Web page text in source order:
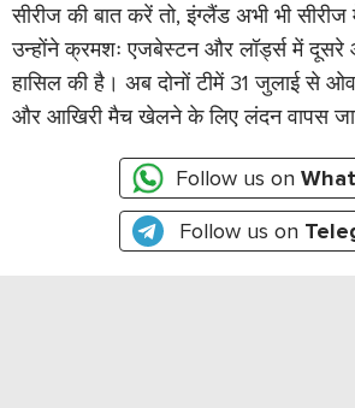
सीरीज की बात करें तो, इंग्लैंड अभी भी
उन्होंने क्रमशः एजबेस्टन और लॉर्ड्स में
हासिल की है। अब दोनों टीमें 31 जुलाई से
और आखिरी मैच खेलने के लिए लंदन वापस
Follow us on
Follow us on